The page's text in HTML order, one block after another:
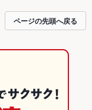
ページの先頭へ戻る